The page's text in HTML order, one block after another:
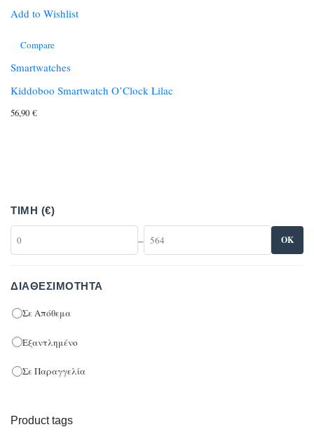
Add to Wishlist
Compare
Smartwatches
Kiddoboo Smartwatch O’Clock Lilac
56,90 €
ΤΙΜΉ (€)
– OK
ΔΙΑΘΕΣΙΜΌΤΗΤΑ
Σε Απόθεμα
Εξαντλημένο
Σε Παραγγελία
Product tags